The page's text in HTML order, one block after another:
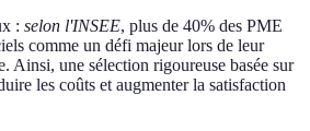
: selon l'INSEE, plus de 40% des PME
comme un défi majeur lors de leur
Ainsi, une sélection rigoureuse basée sur
les coûts et augmenter la satisfaction